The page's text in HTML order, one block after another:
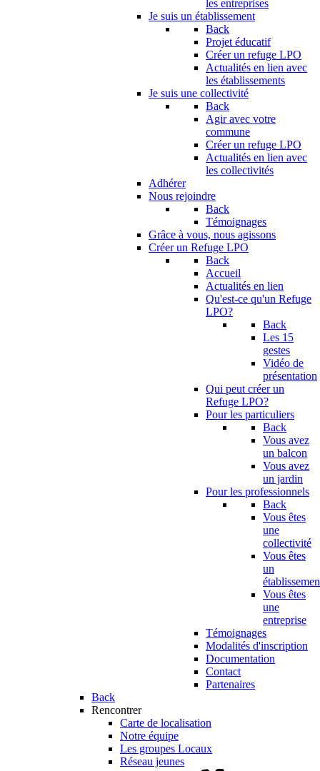
les entreprises
Je suis un établissement
Back
Projet éducatif
Créer un refuge LPO
Actualités en lien avec
les établissements
Je suis une collectivité
Back
Agir avec votre
commune
Créer un refuge LPO
Actualités en lien avec
les collectivités
Adhérer
Nous rejoindre
Back
Témoignages
Grâce à vous, nous agissons
Créer un Refuge LPO
Back
Accueil
Actualités en lien
Qu'est-ce qu'un Refuge
LPO?
Back
Les 15
gestes
Vidéo de
présentation
Qui peut créer un
Refuge LPO?
Pour les particuliers
Back
Vous avez
un balcon
Vous avez
un jardin
Pour les professionnels
Back
Vous êtes
une
collectivité
Vous êtes
un
Vous êtes
une
entreprise
Témoignages
Modalités d'inscription
Documentation
Contact
Partenaires
Back
Rencontrer
Carte de localisation
Notre équipe
Les groupes Locaux
Réseau jeunes